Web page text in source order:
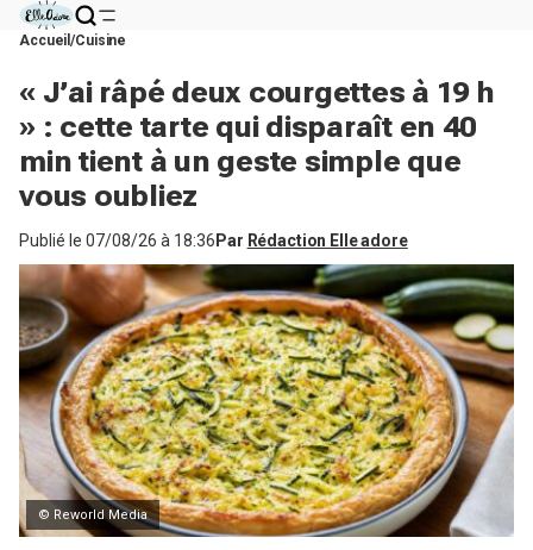
Accueil Cuisine
« J’ai râpé deux courgettes à 19 h
» : cette tarte qui disparaît en 40
min tient à un geste simple que
vous oubliez
Publié le 07/08/26 à 18:36 Par Rédaction Elle adore
© Reworld Media